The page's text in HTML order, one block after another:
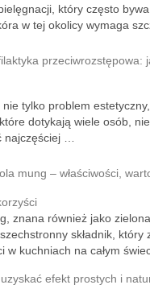
który często
w tej okolicy wymaga
przeciwrozstępowa:
nie tylko problem
dotykają wiele osób,
najczęściej …
mung – właściwości,
znana również jako
składnik, który
w kuchniach na całym
efekt prostych i